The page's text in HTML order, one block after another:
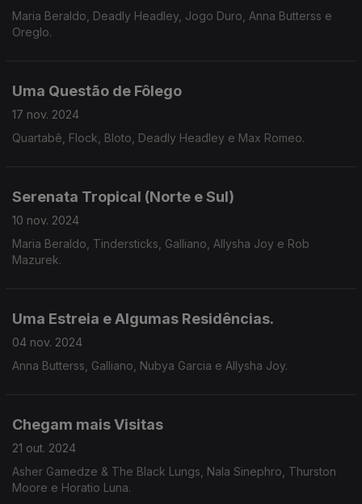
Maria Beraldo, Deadly Headley, Jogo Duro, Anna Butterss e
Oreglo.
Uma Questão de Fôlego
17 nov. 2024
Quartabê, Flock, Bloto, Deadly Headley e Max Romeo.
Serenata Tropical (Norte e Sul)
10 nov. 2024
Maria Beraldo, Tindersticks, Galliano, Allysha Joy e Rob
Mazurek.
Uma Estreia e Algumas Residências.
04 nov. 2024
Anna Butterss, Galliano, Nubya Garcia e Allysha Joy.
Chegam mais Visitas
21 out. 2024
Asher Gamedze & The Black Lungs, Nala Sinephro, Thurston
Moore e Horatio Luna.